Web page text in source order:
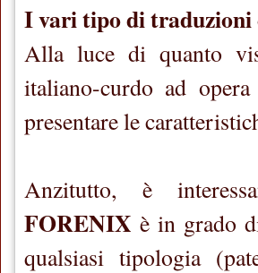
I vari tipo di
Alla luce di quanto
italiano-curdo ad
presentare le
Anzitutto, è
FORENIX è in grado
qualsiasi tipologia